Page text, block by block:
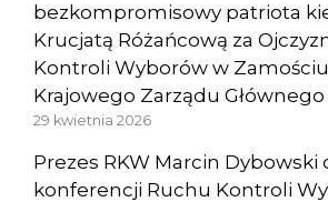
bezkompromisowy patriota
Krucjatą Różańcową za
Kontroli Wyborów w
Krajowego Zarządu Głównego
29 kwietnia 2026
Prezes RKW Marcin Dybowski
konferencji Ruchu Kontroli